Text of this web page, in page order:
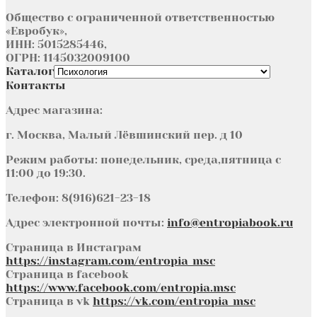
Общество с ограниченной ответственностью
«Евробук»,
ИНН: 5015285446,
ОГРН: 1145032009100
Каталог
Контакты
Адрес магазина:
г. Москва, Малый Лёвшинский пер. д 10
Режим работы: понедельник, среда,пятница с
11:00 до 19:30.
Телефон: 8(916)621-23-18
Адрес электронной почты: info@entropiabook.ru
Страница в Инстаграм
https://instagram.com/entropia_msc
Страница в facebook
https://www.facebook.com/entropia.msc
Страница в vk https://vk.com/entropia_msc